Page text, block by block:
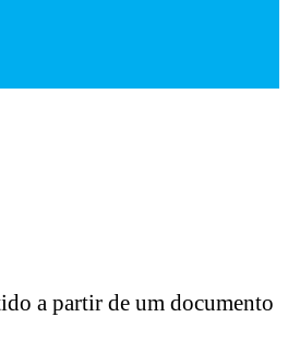
a partir de um documento